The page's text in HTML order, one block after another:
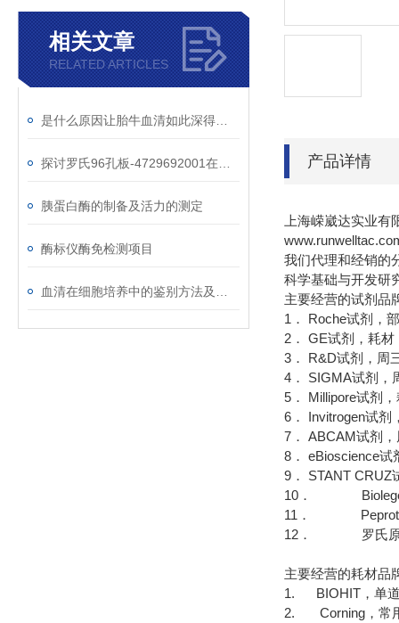
相关文章
RELATED ARTICLES
胰蛋白酶的制备及活力的测定
酶标仪酶免检测项目
产品详情
上海嵘崴达实业
我们代理和经销的
科学基础与开发研
主要经营的试剂品
1． Roche试剂，
2． GE试剂，耗
3． R&D试剂，周
4． SIGMA试剂，
5． Millipore试剂
6． Invitrogen试剂
7． ABCAM试剂
8． eBioscience试
9． STANT CRUZ
10． Biolegend
11． Peprotech
12． 罗氏原料
主要经营的耗材品
1. BIOHIT，单道
2. Corning，常